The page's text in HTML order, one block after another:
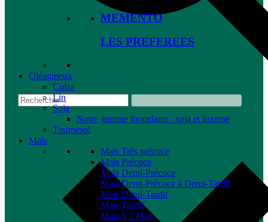
MEMENTO
LES PREFEREES
Oléagineux
Colza
Lin
Soja
Notre gamme inoculants : soja et luzerne
Tournesol
Maïs
Maïs Très précoce
Maïs Précoce
Maïs Demi-Précoce
Maïs Demi-Précoce à Demi-Tardif
Maïs Demi-Tardif
Maïs Tardif
Maïs V2 Max